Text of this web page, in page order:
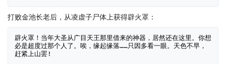
打败金池长老后，从凌虚子尸体上获得辟火罩：
辟火罩！当年大圣从广目天王那里借来的神器，居然还在这里。你想
必是超度过那个人了。唉，缘起缘落……只因多看一眼。天色不早，